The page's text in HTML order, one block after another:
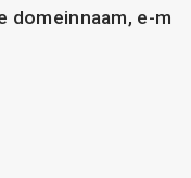
domeinnaam, e-m